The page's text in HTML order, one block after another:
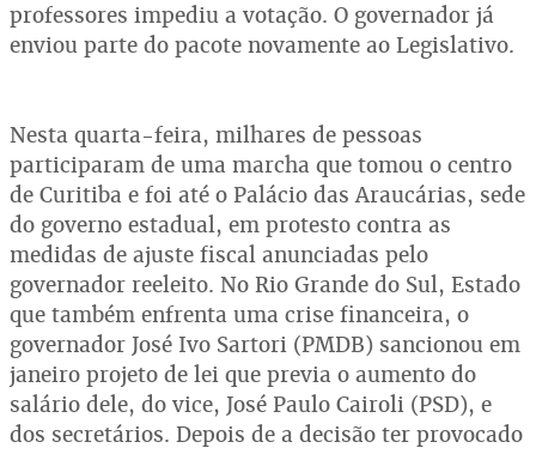
professores impediu a votação. O governador já
enviou parte do pacote novamente ao Legislativo.
Nesta quarta-feira, milhares de pessoas
participaram de uma marcha que tomou o centro
de Curitiba e foi até o Palácio das Araucárias, sede
do governo estadual, em protesto contra as
medidas de ajuste fiscal anunciadas pelo
governador reeleito. No Rio Grande do Sul, Estado
que também enfrenta uma crise financeira, o
governador José Ivo Sartori (PMDB) sancionou em
janeiro projeto de lei que previa o aumento do
salário dele, do vice, José Paulo Cairoli (PSD), e
dos secretários. Depois de a decisão ter provocado